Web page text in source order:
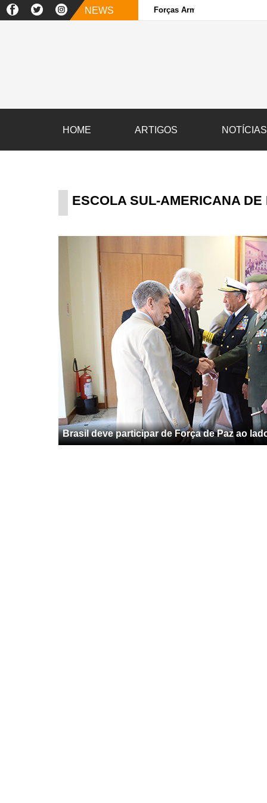
NEWS Forças Armadas e sociedade
HOME ARTIGOS NOTÍCIAS
ESCOLA SUL-AMERICANA DE
Brasil deve participar de Força de Paz ao